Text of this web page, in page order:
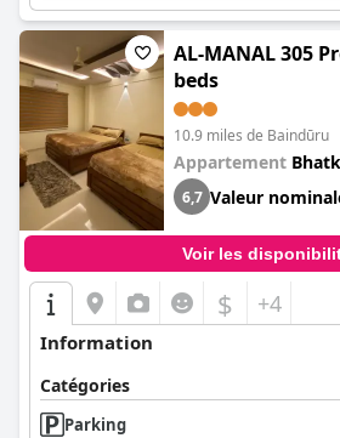
AL-MANAL 305
beds
10.9 miles de Baindūru
Appartement
6,7 Valeur
Voir les
$ +4
Information
Catégories
Parking